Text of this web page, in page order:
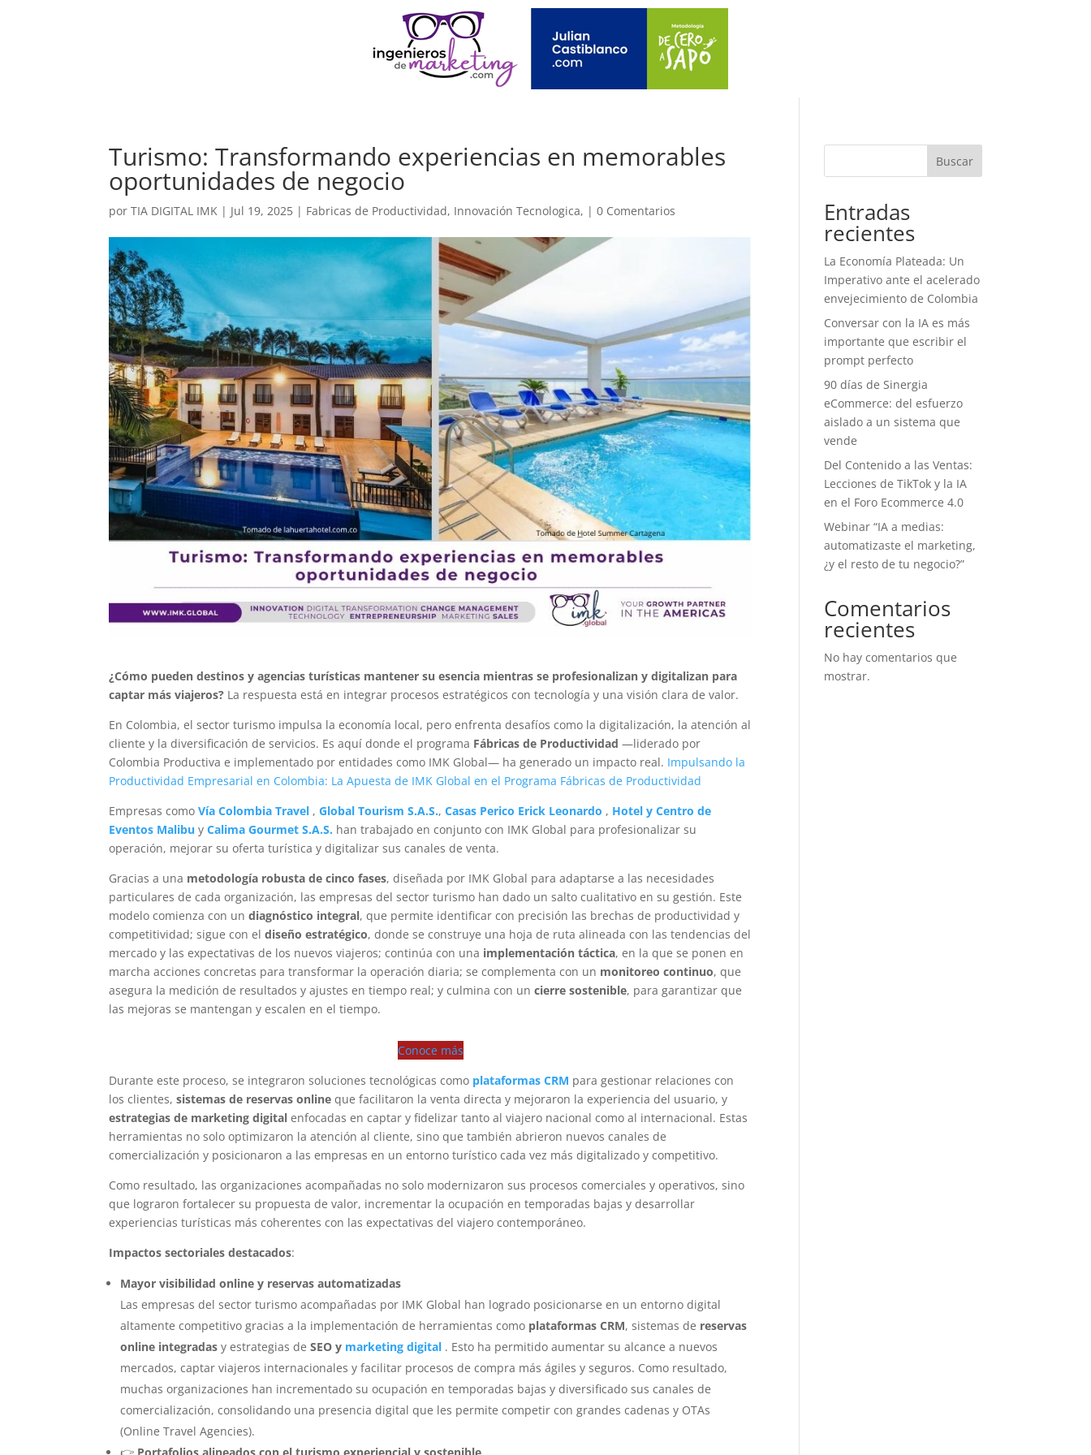
Turismo: Transformando experiencias en memorables
oportunidades de negocio
porTIA DIGITAL IMK | Jul 19, 2025 | Fabricas de Productividad, Innovación Tecnologica, |0 Comentarios
¿Cómo pueden destinos y agencias turísticas mantener su esencia mientras se profesionalizan y digitalizan para
captar más viajeros? La respuesta está en integrar procesos estratégicos con tecnología y una visión clara de valor.
En Colombia, el sector turismo impulsa la economía local, pero enfrenta desafíos como la digitalización, la atención al
cliente y la diversificación de servicios. Es aquí donde el programa Fábricas de Productividad —liderado por
Colombia Productiva e implementado por entidades como IMK Global— ha generado un impacto real. Impulsando la
Productividad Empresarial en Colombia: La Apuesta de IMK Global en el Programa Fábricas de Productividad
Empresas comoVía Colombia Travel ,Global Tourism S.A.S.,Casas Perico Erick Leonardo , Hotel y Centro de
Eventos Malibu yCalima Gourmet S.A.S. han trabajado en conjunto con IMK Global para profesionalizar su
operación, mejorar su oferta turística y digitalizar sus canales de venta.
Gracias a una metodología robusta de cinco fases, diseñada por IMK Global para adaptarse a las necesidades
particulares de cada organización, las empresas del sector turismo han dado un salto cualitativo en su gestión. Este
modelo comienza con undiagnóstico integral, que permite identificar con precisión las brechas de productividad y
competitividad; sigue con eldiseño estratégico, donde se construye una hoja de ruta alineada con las tendencias del
mercado y las expectativas de los nuevos viajeros; continúa con una implementación táctica, en la que se ponen en
marcha acciones concretas para transformar la operación diaria; se complementa con un monitoreo continuo, que
asegura la medición de resultados y ajustes en tiempo real; y culmina con uncierre sostenible, para garantizar que
las mejoras se mantengan y escalen en el tiempo.
Conoce más
Durante este proceso, se integraron soluciones tecnológicas como plataformas CRM para gestionar relaciones con
los clientes,sistemas de reservas online que facilitaron la venta directa y mejoraron la experiencia del usuario, y
estrategias de marketing digital enfocadas en captar y fidelizar tanto al viajero nacional como al internacional. Estas
herramientas no solo optimizaron la atención al cliente, sino que también abrieron nuevos canales de
comercialización y posicionaron a las empresas en un entorno turístico cada vez más digitalizado y competitivo.
Como resultado, las organizaciones acompañadas no solo modernizaron sus procesos comerciales y operativos, sino
que lograron fortalecer su propuesta de valor, incrementar la ocupación en temporadas bajas y desarrollar
experiencias turísticas más coherentes con las expectativas del viajero contemporáneo.
Impactos sectoriales destacados:
Mayor visibilidad online y reservas automatizadas
Las empresas del sector turismo acompañadas por IMK Global han logrado posicionarse en un entorno digital
altamente competitivo gracias a la implementación de herramientas como plataformas CRM, sistemas de reservas
online integradas y estrategias deSEO y marketing digital . Esto ha permitido aumentar su alcance a nuevos
mercados, captar viajeros internacionales y facilitar procesos de compra más ágiles y seguros. Como resultado,
muchas organizaciones han incrementado su ocupación en temporadas bajas y diversificado sus canales de
comercialización, consolidando una presencia digital que les permite competir con grandes cadenas y OTAs
(Online Travel Agencies).
👉 Portafolios alineados con el turismo experiencial y sostenible
Buscar
Entradas
recientes
La Economía Plateada: Un
Imperativo ante el acelerado
envejecimiento de Colombia
Conversar con la IA es más
importante que escribir el
prompt perfecto
90 días de Sinergia
eCommerce: del esfuerzo
aislado a un sistema que
vende
Del Contenido a las Ventas:
Lecciones de TikTok y la IA
en el Foro Ecommerce 4.0
Webinar “IA a medias:
automatizaste el marketing,
¿y el resto de tu negocio?”
Comentarios
recientes
No hay comentarios que
mostrar.